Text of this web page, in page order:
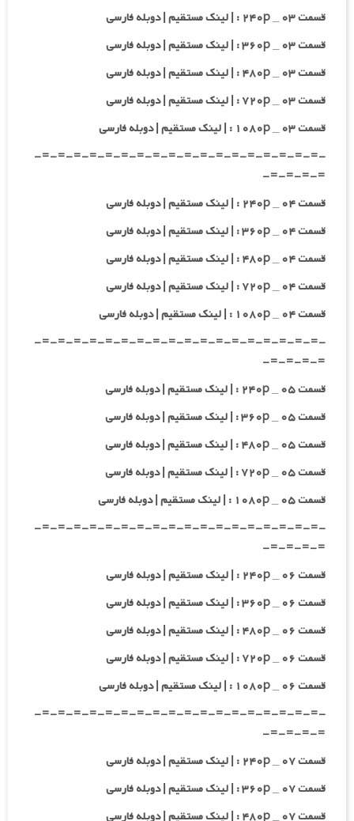
قسمت ۰۳ _ ۲۴۰p : | لینک مستقیم | دوبله فارسی
قسمت ۰۳ _ ۳۶۰p : | لینک مستقیم | دوبله فارسی
قسمت ۰۳ _ ۴۸۰p : | لینک مستقیم | دوبله فارسی
قسمت ۰۳ _ ۷۲۰p : | لینک مستقیم | دوبله فارسی
قسمت ۰۳ _ ۱۰۸۰p : | لینک مستقیم | دوبله فارسی
-=-=-=-=-=-=-=-=-=-=-=-=-=-=-=-=-=-=-
=-=-=-=-
قسمت ۰۴ _ ۲۴۰p : | لینک مستقیم | دوبله فارسی
قسمت ۰۴ _ ۳۶۰p : | لینک مستقیم | دوبله فارسی
قسمت ۰۴ _ ۴۸۰p : | لینک مستقیم | دوبله فارسی
قسمت ۰۴ _ ۷۲۰p : | لینک مستقیم | دوبله فارسی
قسمت ۰۴ _ ۱۰۸۰p : | لینک مستقیم | دوبله فارسی
-=-=-=-=-=-=-=-=-=-=-=-=-=-=-=-=-=-=-
=-=-=-=-
قسمت ۰۵ _ ۲۴۰p : | لینک مستقیم | دوبله فارسی
قسمت ۰۵ _ ۳۶۰p : | لینک مستقیم | دوبله فارسی
قسمت ۰۵ _ ۴۸۰p : | لینک مستقیم | دوبله فارسی
قسمت ۰۵ _ ۷۲۰p : | لینک مستقیم | دوبله فارسی
قسمت ۰۵ _ ۱۰۸۰p : | لینک مستقیم | دوبله فارسی
-=-=-=-=-=-=-=-=-=-=-=-=-=-=-=-=-=-=-
=-=-=-=-
قسمت ۰۶ _ ۲۴۰p : | لینک مستقیم | دوبله فارسی
قسمت ۰۶ _ ۳۶۰p : | لینک مستقیم | دوبله فارسی
قسمت ۰۶ _ ۴۸۰p : | لینک مستقیم | دوبله فارسی
قسمت ۰۶ _ ۷۲۰p : | لینک مستقیم | دوبله فارسی
قسمت ۰۶ _ ۱۰۸۰p : | لینک مستقیم | دوبله فارسی
-=-=-=-=-=-=-=-=-=-=-=-=-=-=-=-=-=-=-
=-=-=-=-
قسمت ۰۷ _ ۲۴۰p : | لینک مستقیم | دوبله فارسی
قسمت ۰۷ _ ۳۶۰p : | لینک مستقیم | دوبله فارسی
قسمت ۰۷ _ ۴۸۰p : | لینک مستقیم | دوبله فارسی